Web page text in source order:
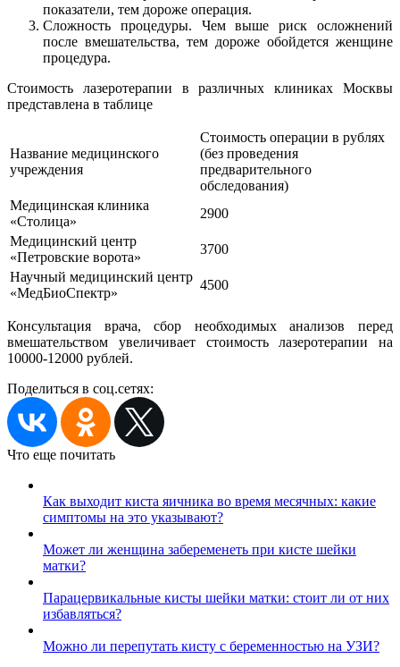
показатели, тем дороже операция.
Сложность процедуры. Чем выше риск осложнений
после вмешательства, тем дороже обойдется женщине
процедура.
Стоимость лазеротерапии в различных клиниках Москвы
представлена в таблице
Название медицинского
учреждения
Стоимость операции в рублях
(без проведения
предварительного
обследования)
Медицинская клиника
«Столица»
2900
Медицинский центр
«Петровские ворота»
3700
Научный медицинский центр
«МедБиоСпектр»
4500
Консультация врача, сбор необходимых анализов перед
вмешательством увеличивает стоимость лазеротерапии на
10000-12000 рублей.
Поделиться в соц.сетях:
Что еще почитать
Как выходит киста яичника во время месячных: какие
симптомы на это указывают?
Может ли женщина забеременеть при кисте шейки
матки?
Парацервикальные кисты шейки матки: стоит ли от них
избавляться?
Можно ли перепутать кисту с беременностью на УЗИ?